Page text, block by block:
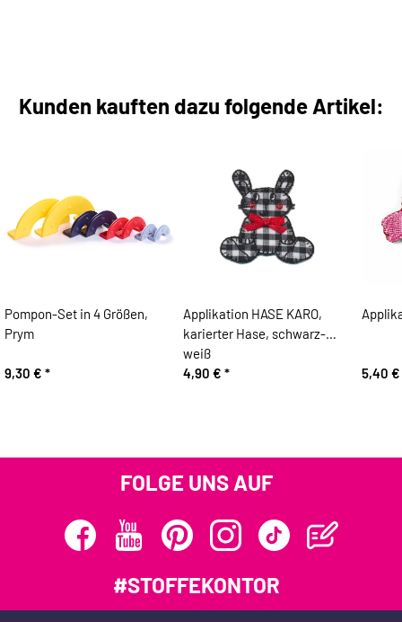
Kunden kauften dazu folgende Artikel:
Pompon-Set in 4 Größen,
Prym
9,30 € *
Applikation HASE KARO,
karierter Hase, schwarz-
weiß
4,90 € * 5,40 €
FOLGE UNS AUF
#STOFFEKONTOR